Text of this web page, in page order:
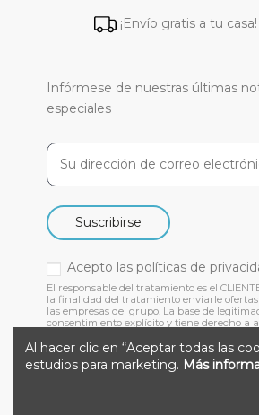
¡Envío gratis a tu casa!
Infórmese de nuestras últimas
especiales
Suscribirse
Acepto las políticas de
El responsable del tratamiento es el
la finalidad del tratamiento enviarle ofertas
las empresas del grupo. La base de
consentimiento explícito y tiene derecho a
Al hacer clic en “Aceptar todas las
estudios para marketing. Más